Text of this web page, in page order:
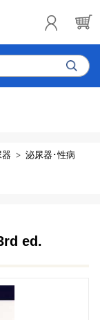
器
泌尿器･性病
ed.